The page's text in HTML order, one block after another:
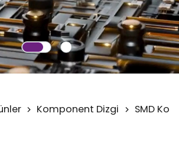
Komponent Dizgi SMD